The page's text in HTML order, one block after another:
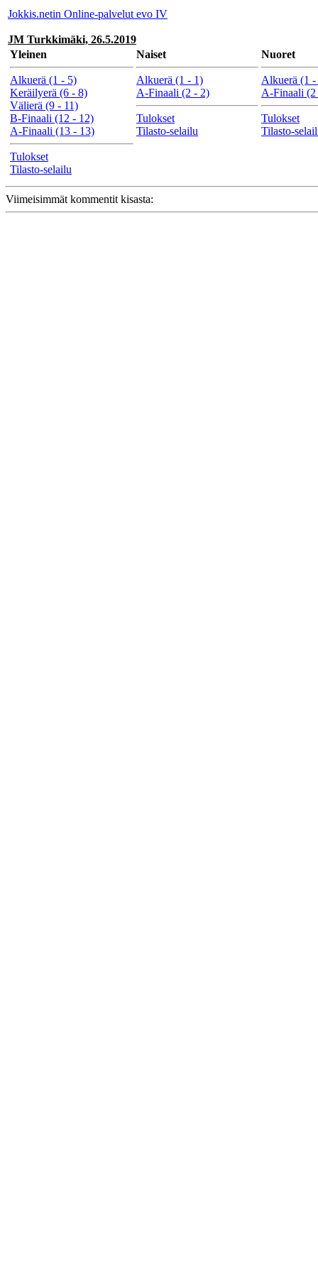
Jokkis.netin Online-palvelut evo IV
JM Turkkimäki, 26.5.2019
Yleinen
Alkuerä (1 - 5)
Keräilyerä (6 - 8)
Välierä (9 - 11)
B-Finaali (12 - 12)
A-Finaali (13 - 13)
Tulokset
Tilasto-selailu
Naiset
Alkuerä (1 - 1)
A-Finaali (2 - 2)
Tulokset
Tilasto-selailu
Nuoret
Alkuerä (1 -
A-Finaali (2
Tulokset
Tilasto-
Viimeisimmät kommentit kisasta: